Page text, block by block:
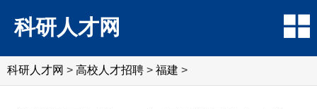
科研人才网
科研人才网 > 高校人才招聘 > 福建 >